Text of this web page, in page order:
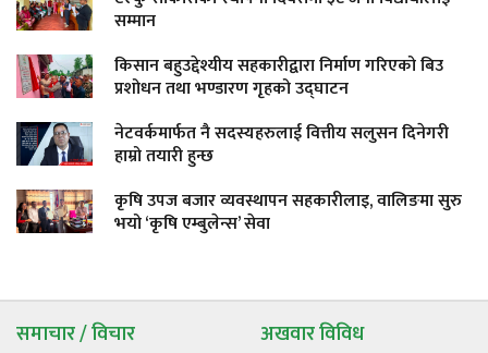
सम्मान
किसान बहुउद्देश्यीय सहकारीद्वारा निर्माण गरिएको बिउ
प्रशोधन तथा भण्डारण गृहको उद्घाटन
नेटवर्कमार्फत नै सदस्यहरुलाई वित्तीय सलुसन दिनेगरी
हाम्रो तयारी हुन्छ
कृषि उपज बजार व्यवस्थापन सहकारीलाइ, वालिङमा सुरु
भयो ‘कृषि एम्बुलेन्स’ सेवा
समाचार / विचार अखवार विविध